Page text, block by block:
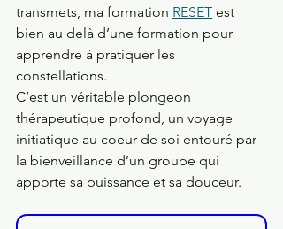
transmets, ma formation RESET est
bien au delà d’une formation pour
apprendre à pratiquer les
constellations.
C’est un véritable plongeon
thérapeutique profond, un voyage
initiatique au coeur de soi entouré par
la bienveillance d’un groupe qui
apporte sa puissance et sa douceur.